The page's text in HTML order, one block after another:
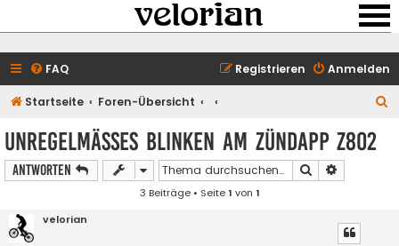
FAQ Anmelden
Registrieren
Startseite Foren-Übersicht
unregelmäßes Blinken am Zündapp Z802
Antworten Suche
3 Beiträge • Seite1 von 1
velorian